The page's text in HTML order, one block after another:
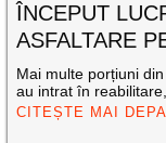
ÎNCEPUT
ASFALTARE
Mai multe porțiuni
au intrat în
CITEȘTE MAI